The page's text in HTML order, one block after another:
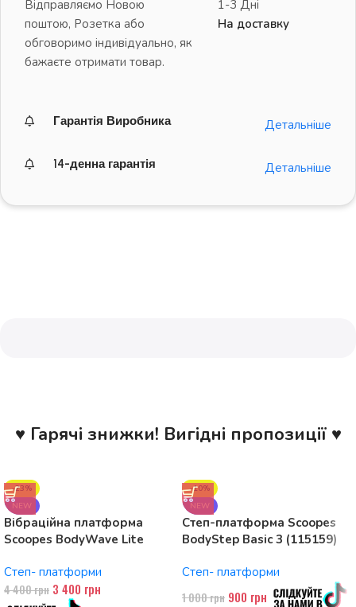
Відправляємо Новою
поштою, Розетка або
обговоримо індивідуально, як
бажаєте отримати товар.
1-3 Дні
На доставку
Гарантія Виробника Детальніше
14-денна гарантія Детальніше
♥ Гарячі знижки! Вигідні пропозиції ♥
-23%
NEW
Вібраційна платформа
Scoopes BodyWave Lite
Степ- платформи
4 400грн 3 400 грн
-10%
NEW
Степ-платформа Scoopes
BodyStep Basic 3 (115159)
рівні
Степ- платформи
1 000грн 900 грн